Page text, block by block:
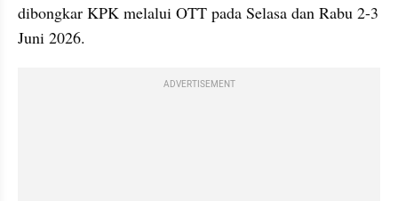
dibongkar KPK melalui OTT pada Selasa dan Rabu 2-3
Juni 2026.
ADVERTISEMENT